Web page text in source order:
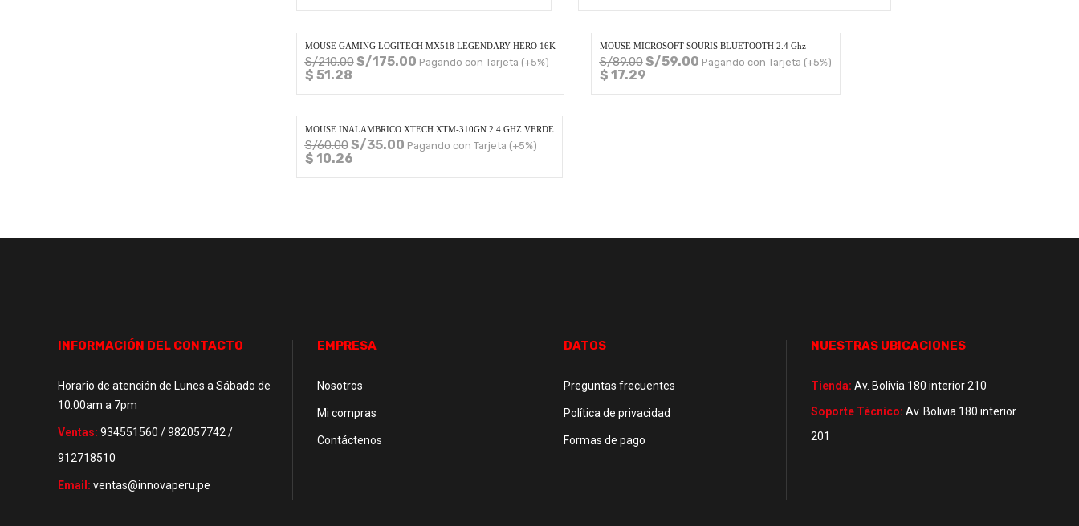
MOUSE GAMING LOGITECH MX518 LEGENDARY HERO 16K
S/210.00S/175.00 Pagando con Tarjeta (+5%)
$ 51.28
MOUSE MICROSOFT SOURIS BLUETOOTH 2.4 Ghz
S/89.00S/59.00 Pagando con Tarjeta (+5%)
$ 17.29
MOUSE INALAMBRICO XTECH XTM-310GN 2.4 GHZ VERDE
S/60.00S/35.00 Pagando con Tarjeta (+5%)
$ 10.26
INFORMACIÓN DEL CONTACTO
Horario de atención de Lunes a Sábado de
10.00am a 7pm
Ventas: 934551560 / 982057742 /
912718510
Email: ventas@innovaperu.pe
EMPRESA
Nosotros
Mi compras
Contáctenos
DATOS
Preguntas frecuentes
Política de privacidad
Formas de pago
NUESTRAS UBICACIONES
Tienda: Av. Bolivia 180 interior 210
Soporte Técnico: Av. Bolivia 180 interior
201